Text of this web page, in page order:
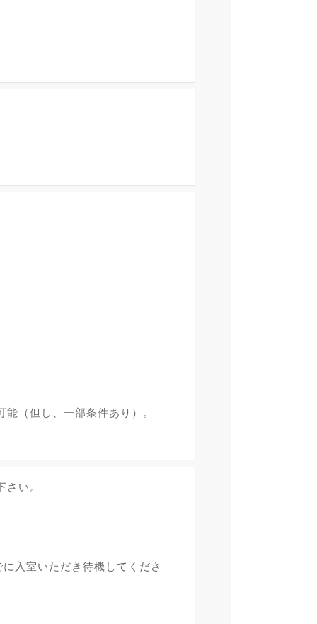
（但し、一部条件あり）。
い。
入室いただき待機してくださ